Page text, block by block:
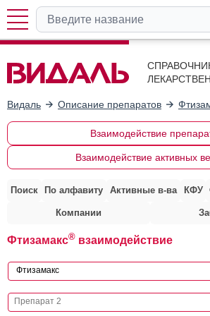
Видаль Описание препаратов
Взаимодействие
Взаимодействие активных
Поиск По алфавиту Активные в-ва КФУ
Компании
Фтизамакс® взаимодействие